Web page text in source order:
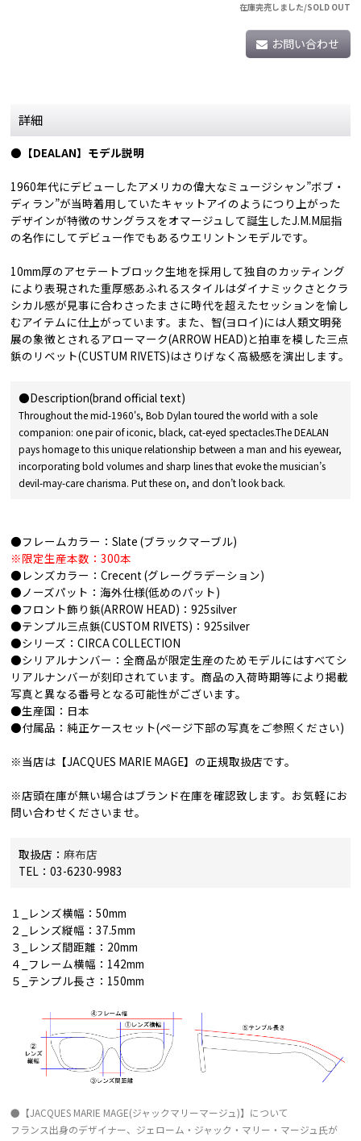
在庫完売しました/SOLD OUT
お問い合わせ
詳細
●【DEALAN】モデル説明
1960年代にデビューしたアメリカの偉大なミュージシャン”ボブ・
ディラン”が当時着用していたキャットアイのようにつり上がった
デザインが特徴のサングラスをオマージュして誕生したJ.M.M屈指
の名作にしてデビュー作でもあるウエリントンモデルです。
10mm厚のアセテートブロック生地を採用して独自のカッティング
により表現された重厚感あふれるスタイルはダイナミックさとクラ
シカル感が見事に合わさったまさに時代を超えたセッションを愉し
むアイテムに仕上がっています。また、智(ヨロイ)には人類文明発
展の象徴とされるアローマーク(ARROW HEAD)と拍車を模した三点
鋲のリベット(CUSTUM RIVETS)はさりげなく高級感を演出します。
●Description(brand official text)
Throughout the mid-1960's, Bob Dylan toured the world with a sole
companion: one pair of iconic, black, cat-eyed spectacles.The DEALAN
pays homage to this unique relationship between a man and his eyewear,
incorporating bold volumes and sharp lines that evoke the musician’s
devil-may-care charisma. Put these on, and don’t look back.
●フレームカラー：Slate (ブラックマーブル)
※限定生産本数：300本
●レンズカラー：Crecent (グレーグラデーション)
●ノーズパット：海外仕様(低めのパット)
●フロント飾り鋲(ARROW HEAD)：925silver
●テンプル三点鋲(CUSTOM RIVETS)：925silver
●シリーズ：CIRCA COLLECTION
●シリアルナンバー：全商品が限定生産のためモデルにはすべてシ
リアルナンバーが刻印されています。商品の入荷時期等により掲載
写真と異なる番号となる可能性がございます。
●生産国：日本
●付属品：純正ケースセット(ページ下部の写真をご参照ください)
※当店は【JACQUES MARIE MAGE】の正規取扱店です。
※店頭在庫が無い場合はブランド在庫を確認致します。お気軽にお
問い合わせくださいませ。
取扱店：麻布店
TEL：03-6230-9983
１_レンズ横幅：50mm
２_レンズ縦幅：37.5mm
３_レンズ間距離：20mm
４_フレーム横幅：142mm
５_テンプル長さ：150mm
●【JACQUES MARIE MAGE(ジャックマリーマージュ)】について
フランス出身のデザイナー、ジェローム・ジャック・マリー・マージュ氏が